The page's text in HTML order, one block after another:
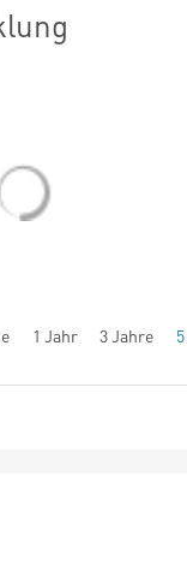
1 Jahr 3 Jahre